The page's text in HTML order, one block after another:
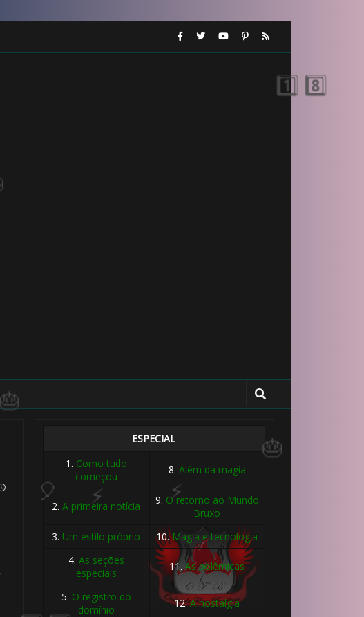
ESPECIAL
1. Como tudo
começou
8. Além da magia
2.A primeira notícia 9. O retorno ao Mundo
Bruxo
3. Um estilo próprio 10.Magia e tecnologia
4. As seções
especiais
11.As polêmicas
5. O registro do
domínio
12.A nostalgia
🎂